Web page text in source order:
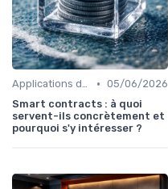
Applications de la blockchain • 05/06/2026
Smart contracts : à quoi
servent-ils concrètement et
pourquoi s'y intéresser ?